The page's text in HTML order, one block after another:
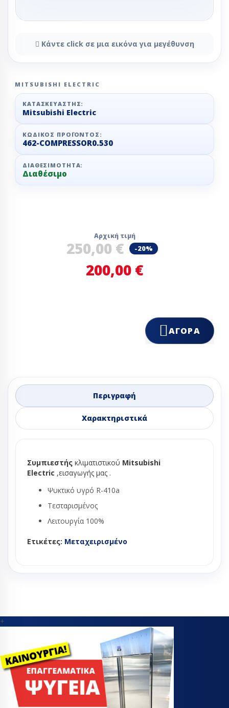
Κάντε click σε μια εικόνα για μεγέθυνση
MITSUBISHI ELECTRIC
ΚΑΤΑΣΚΕΥΑΣΤΉΣ:
Mitsubishi Electric
ΚΩΔΙΚΌΣ ΠΡΟΪΌΝΤΟΣ:
462-COMPRESSOR0.530
ΔΙΑΘΕΣΙΜΌΤΗΤΑ:
Διαθέσιμο
Αρχική τιμή
250,00 € -20%
200,00 €
ΑΓΟΡΆ
Περιγραφή
Χαρακτηριστικά
Συμπιεστής κλιματιστικού Mitsubishi
Electric ,εισαγωγής μας .
Ψυκτικό υγρό R-410a
Τεσταρισμένος
Λειτουργία 100%
Ετικέτες: Μεταχειρισμένο
+